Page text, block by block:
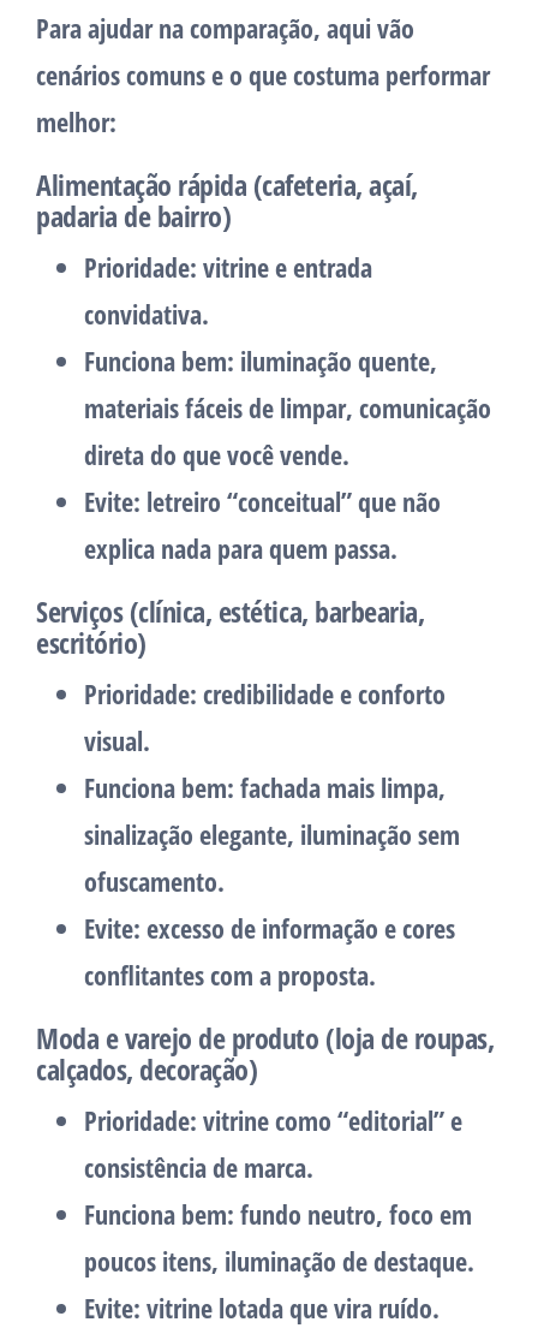
Para ajudar na comparação, aqui vão
cenários comuns e o que costuma performar
melhor:
Alimentação rápida (cafeteria, açaí,
padaria de bairro)
Prioridade: vitrine e entrada
convidativa.
Funciona bem: iluminação quente,
materiais fáceis de limpar, comunicação
direta do que você vende.
Evite: letreiro “conceitual” que não
explica nada para quem passa.
Serviços (clínica, estética, barbearia,
escritório)
Prioridade: credibilidade e conforto
visual.
Funciona bem: fachada mais limpa,
sinalização elegante, iluminação sem
ofuscamento.
Evite: excesso de informação e cores
conflitantes com a proposta.
Moda e varejo de produto (loja de roupas,
calçados, decoração)
Prioridade: vitrine como “editorial” e
consistência de marca.
Funciona bem: fundo neutro, foco em
poucos itens, iluminação de destaque.
Evite: vitrine lotada que vira ruído.